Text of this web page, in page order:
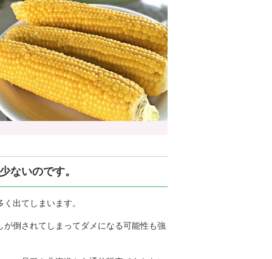
ないのです。
出てしまいます。
倒されてしまってダメになる可能性も強